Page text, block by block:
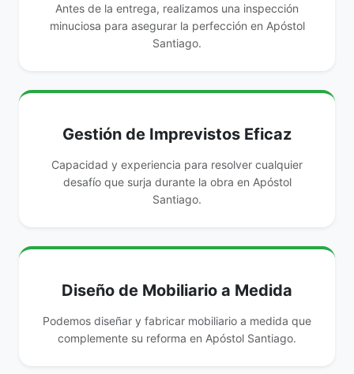
Antes de la entrega, realizamos una inspección
minuciosa para asegurar la perfección en Apóstol
Santiago.
Gestión de Imprevistos Eficaz
Capacidad y experiencia para resolver cualquier
desafío que surja durante la obra en Apóstol
Santiago.
Diseño de Mobiliario a Medida
Podemos diseñar y fabricar mobiliario a medida que
complemente su reforma en Apóstol Santiago.